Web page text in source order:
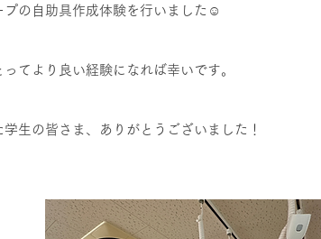
プの自助具作成体験を行いました☺
てより良い経験になれば幸いです。
学生の皆さま、ありがとうございました！